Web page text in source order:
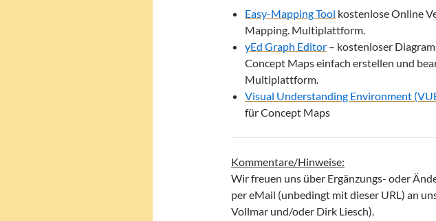
Easy-Mapping Tool kostenlose Online
Mapping. Multiplattform.
yEd Graph Editor – kostenloser
Concept Maps einfach erstellen und
Multiplattform.
Visual Understanding Environment
für Concept Maps
Kommentare/Hinweise:
Wir freuen uns über Ergänzungs- oder
per eMail (unbedingt mit dieser URL) an
Vollmar und/oder Dirk Liesch).